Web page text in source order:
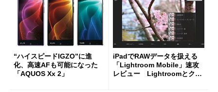
“ハイスピードIGZO”に進
化、高速AFも可能になった
「AQUOS Xx 2」
iPadでRAWデータを扱える
「Lightroom Mobile」速攻
レビュー Lightroomとクラ